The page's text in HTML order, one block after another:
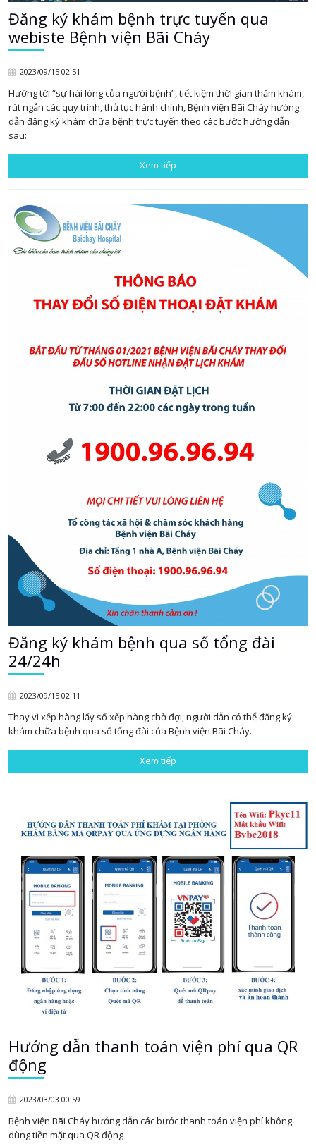
Đăng ký khám bệnh trực tuyến qua
webiste Bệnh viện Bãi Cháy
2023/09/15 02:51
Hướng tới “sự hài lòng của người bệnh”, tiết kiệm thời gian thăm khám,
rút ngắn các quy trình, thủ tục hành chính, Bệnh viện Bãi Cháy hướng
dẫn đăng ký khám chữa bệnh trực tuyến theo các bước hướng dẫn
sau:
Xem tiếp
Đăng ký khám bệnh qua số tổng đài
24/24h
2023/09/15 02:11
Thay vì xếp hàng lấy số xếp hàng chờ đợi, người dẫn có thể đăng ký
khám chữa bệnh qua số tổng đài của Bệnh viện Bãi Cháy.
Xem tiếp
Hướng dẫn thanh toán viện phí qua QR
động
2023/03/03 00:59
Bệnh viện Bãi Cháy hướng dẫn các bước thanh toán viện phí không
dùng tiền mặt qua QR động